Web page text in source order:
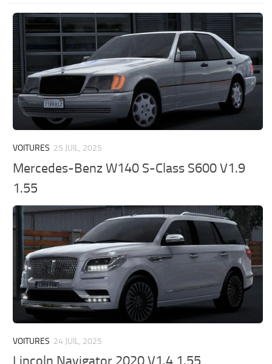
VOITURES 25 JUIL, 2025
Mercedes-Benz W140 S-Class S600 V1.9
1.55
VOITURES 24 JUIL, 2025